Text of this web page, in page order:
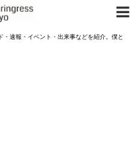
速報・イベント・出来事などを紹介。僕と